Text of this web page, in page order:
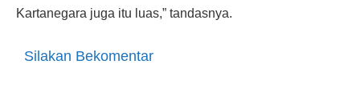
Kartanegara juga itu luas,” tandasnya.
Silakan Bekomentar